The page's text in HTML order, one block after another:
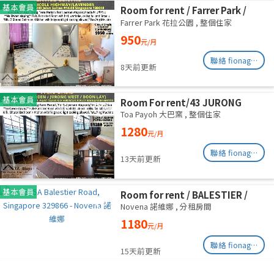
基本會員
Room for rent / Farrer Park /
Serangoon / Common room /
1pax stay / Available 27 Aug
Farrer Park 花拉公園 , 整個住家
950元/月
8天前更新
聯絡 fionag@transinex.com.sg
基本會員
Room For rent/43 JURONG
EAST AVENUE 1, PARC OASIS
BLK HIBISCUS 60977
Road/commen /for 1pax/
Available Immediate
Toa Payoh 大巴窯 , 整個住家
1280元/月
13天前更新
聯絡 fionag@transinex.com.sg
基本會員
Room for rent / BALESTIER /
NOVENA / Common room / 1pax
stay / Available immediate
Novena 諾維娜 , 分租房間
1180元/月
15天前更新
聯絡 fionag@transinex.com.sg